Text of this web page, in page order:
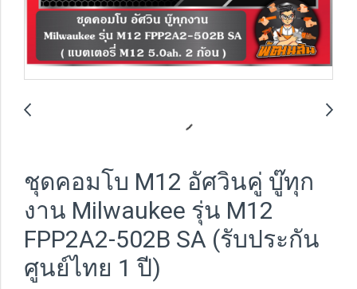
ชุดคอมโบ M12 อัศวินคู่ บู๊ทุก
งาน Milwaukee รุ่น M12
FPP2A2-502B SA (รับประกัน
ศูนย์ไทย 1 ปี)